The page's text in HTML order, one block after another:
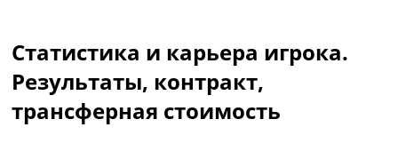
Чемпионат Мира
Украина. Премьер-Лига
Украина. Первая Лига
Лига Чемпионов
Статистика и карьера игрока.
Результаты, контракт,
трансферная стоимость